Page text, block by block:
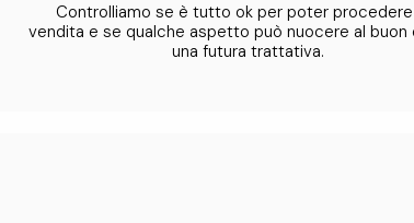
Controlliamo se è tutto ok per poter procedere
vendita e se qualche aspetto può nuocere al buon
una futura trattativa.